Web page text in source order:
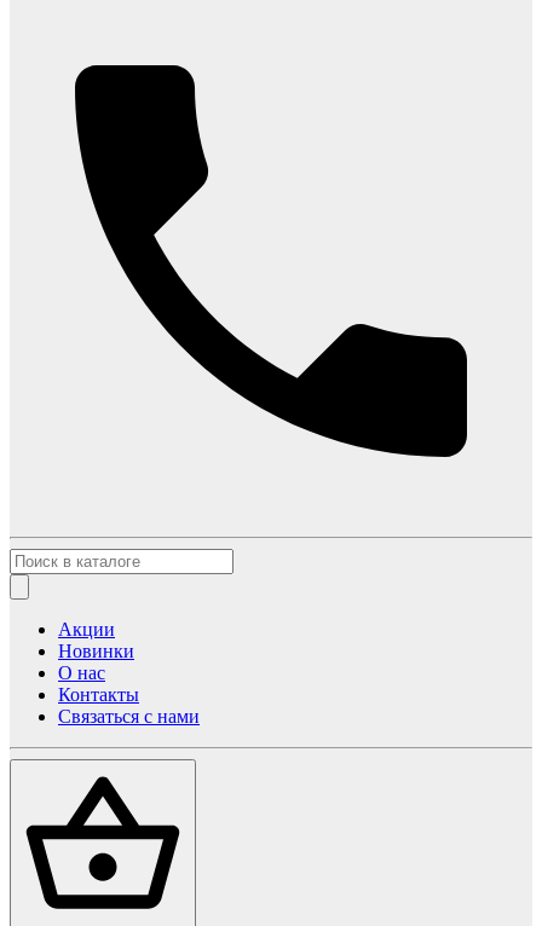
Акции
Новинки
О нас
Контакты
Связаться с нами